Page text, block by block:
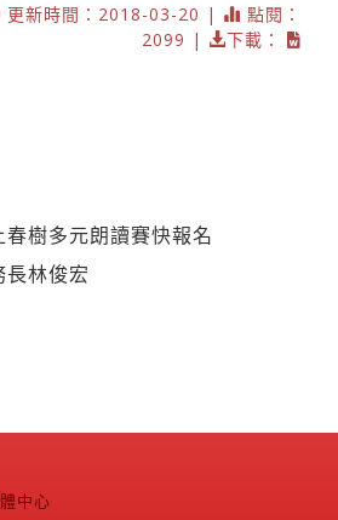
更新時間：2018-03-20 |
點閱：
2099 |
下載：
樹多元朗讀賽快報名
林俊宏
中心